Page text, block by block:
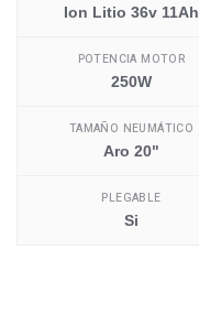
Ion Litio 36v 11Ah
POTENCIA MOTOR
250W
TAMAÑO NEUMÁTICO
Aro 20"
PLEGABLE
Si